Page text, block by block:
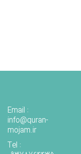
Email :
info@quran-
mojam.ir
Tel :